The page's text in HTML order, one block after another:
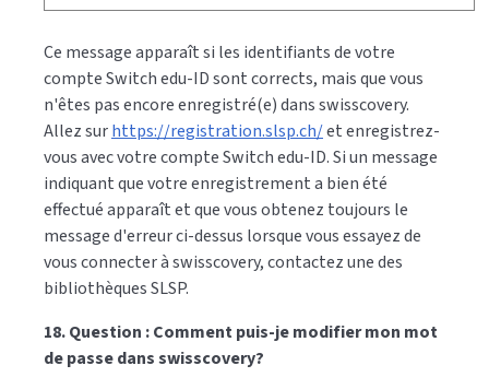
Ce message apparaît si les identifiants de votre
compte Switch edu-ID sont corrects, mais que vous
n'êtes pas encore enregistré(e) dans swisscovery.
Allez surhttps://registration.slsp.ch/et enregistrez-
vous avec votre compte Switch edu-ID. Si un message
indiquant que votre enregistrement a bien été
effectué apparaît et que vous obtenez toujours le
message d'erreur ci-dessus lorsque vous essayez de
vous connecter à swisscovery, contactez une des
bibliothèques SLSP.
18. Question : Comment puis-je modifier mon mot
de passe dans swisscovery?